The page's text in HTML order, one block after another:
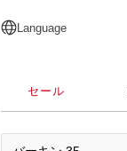
日本語
English
简体中文
繁體中文
Language
セール